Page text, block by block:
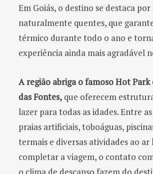
Em Goiás, o destino se destaca por
naturalmente quentes, que
térmico durante todo o ano e
experiência ainda mais agradável
A região abriga o famoso Hot Park
das Fontes, que oferecem
lazer para todas as idades. Entre
praias artificiais, toboáguas,
termais e diversas atividades ao ar
completar a viagem, o contato